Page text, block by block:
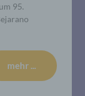
95.
mehr ...